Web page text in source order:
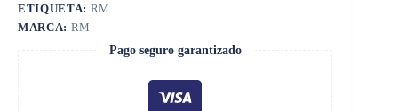
ETIQUETA: RM
MARCA: RM
Pago seguro garantizado